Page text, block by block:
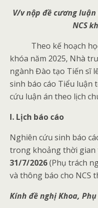
V/v nộp đề cương
NCS
Theo kế hoạch học
khóa năm 2025, Nhà
ngành Đào tạo Tiến sĩ
sinh báo cáo Tiểu luận
cứu luận án theo lịch
I. Lịch báo cáo
Nghiên cứu sinh báo
trong khoảng thời gian
31/7/2026(Phụ trách
và thông báo cho NCS
Kính đề nghị Khoa,